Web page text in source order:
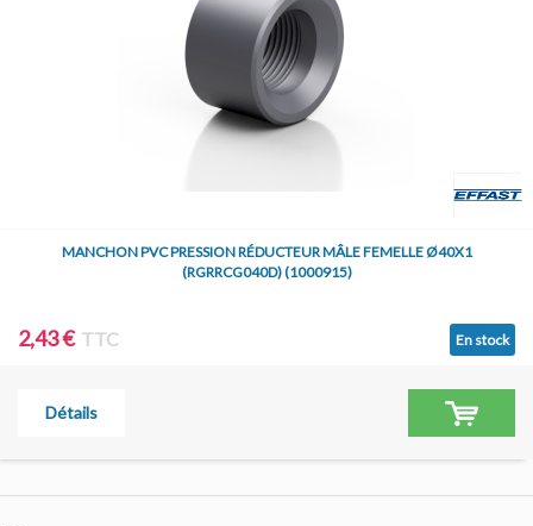
MANCHON PVC PRESSION RÉDUCTEUR MÂLE FEMELLE Ø40X1
(RGRRCG040D) (1000915)
2,43 € TTC En stock
Détails